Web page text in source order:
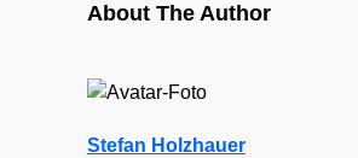
About The Author
Stefan Holzhauer